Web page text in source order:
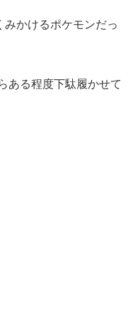
かけるポケモンだっ
ある程度下駄履かせて